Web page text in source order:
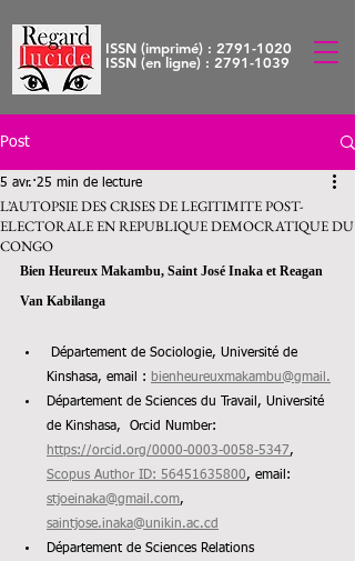
ISSN (en ligne) : 2791-1039
ISSN (imprimé) : 2791-1020
Post
L’AUTOPSIE DES CRISES DE LEGITIMITE POST-
ELECTORALE EN REPUBLIQUE DEMOCRATIQUE DU
CONGO
5 avr. 25 min de lecture
Bien Heureux Makambu, Saint José Inaka et Reagan
Van Kabilanga
Département de Sociologie, Université de
Kinshasa, email : bienheureuxmakambu@gmail.
Département de Sciences du Travail, Université
de Kinshasa,  Orcid Number:
https://orcid.org/0000-0003-0058-5347,
Scopus Author ID: 56451635800, email:
stjoeinaka@gmail.com,
saintjose.inaka@unikin.ac.cd
Département de Sciences Relations